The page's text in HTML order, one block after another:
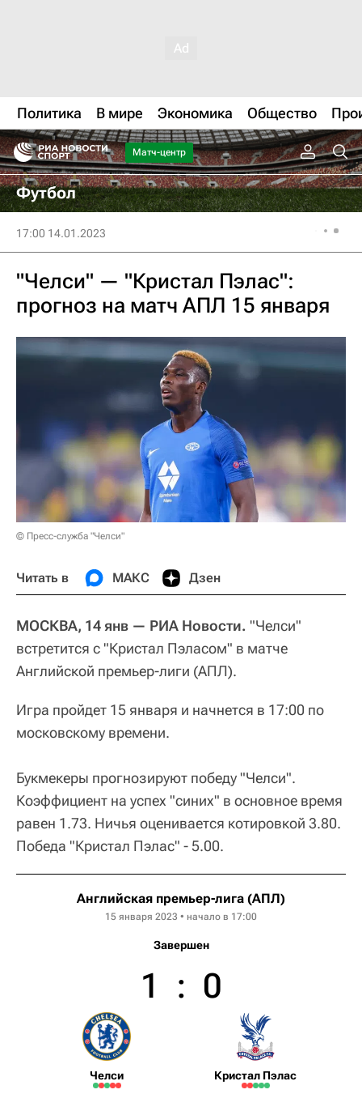
Политика В мире Экономика Общество
Матч-центр
Футбол
17:00 14.01.2023
"Челси" — "Кристал Пэлас":
прогноз на матч АПЛ 15 января
© Пресс-служба "Челси"
Читать в МАКС Дзен
МОСКВА, 14 янв — РИА Новости. "Челси"
встретится с "Кристал Пэласом" в матче
Английской премьер-лиги (АПЛ).
Игра пройдет 15 января и начнется в 17:00 по
московскому времени.
Букмекеры прогнозируют победу "Челси".
Коэффициент на успех "синих" в основное время
равен 1.73. Ничья оценивается котировкой 3.80.
Победа "Кристал Пэлас" - 5.00.
Английская премьер-лига (АПЛ)
15 января 2023 • начало в 17:00
Завершен
Челси
1 : 0
Кристал Пэлас